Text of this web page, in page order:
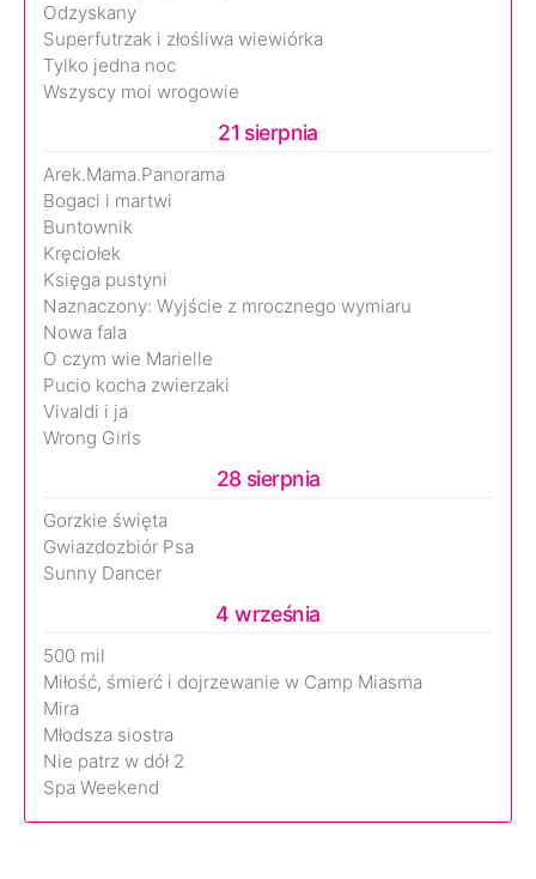
Odzyskany
Superfutrzak i złośliwa wiewiórka
Tylko jedna noc
Wszyscy moi wrogowie
21 sierpnia
Arek.Mama.Panorama
Bogaci i martwi
Buntownik
Kręciołek
Księga pustyni
Naznaczony: Wyjście z mrocznego wymiaru
Nowa fala
O czym wie Marielle
Pucio kocha zwierzaki
Vivaldi i ja
Wrong Girls
28 sierpnia
Gorzkie święta
Gwiazdozbiór Psa
Sunny Dancer
4 września
500 mil
Miłość, śmierć i dojrzewanie w Camp Miasma
Mira
Młodsza siostra
Nie patrz w dół 2
Spa Weekend